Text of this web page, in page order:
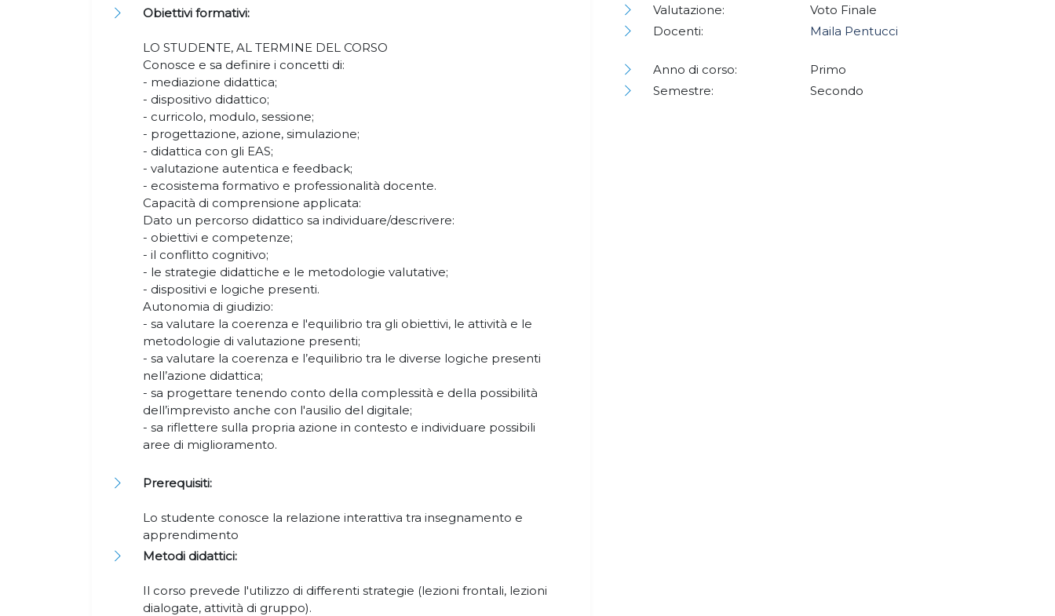
Obiettivi formativi:
LO STUDENTE, AL TERMINE DEL CORSO
Conosce e sa definire i concetti di:
- mediazione didattica;
- dispositivo didattico;
- curricolo, modulo, sessione;
- progettazione, azione, simulazione;
- didattica con gli EAS;
- valutazione autentica e feedback;
- ecosistema formativo e professionalità docente.
Capacità di comprensione applicata:
Dato un percorso didattico sa individuare/descrivere:
- obiettivi e competenze;
- il conflitto cognitivo;
- le strategie didattiche e le metodologie valutative;
- dispositivi e logiche presenti.
Autonomia di giudizio:
- sa valutare la coerenza e l'equilibrio tra gli obiettivi, le attività e le
metodologie di valutazione presenti;
- sa valutare la coerenza e l’equilibrio tra le diverse logiche presenti
nell’azione didattica;
- sa progettare tenendo conto della complessità e della possibilità
dell’imprevisto anche con l'ausilio del digitale;
- sa riflettere sulla propria azione in contesto e individuare possibili
aree di miglioramento.
Prerequisiti:
Lo studente conosce la relazione interattiva tra insegnamento e
apprendimento
Metodi didattici:
Il corso prevede l'utilizzo di differenti strategie (lezioni frontali, lezioni
dialogate, attività di gruppo).
Valutazione:
Voto Finale
Docenti:
Maila Pentucci
Anno di corso:
Primo
Semestre:
Secondo